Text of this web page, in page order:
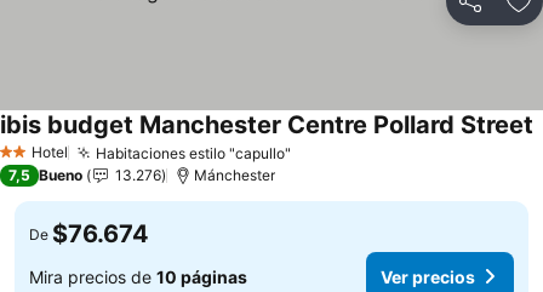
Compartir
2 Estrellas
Hotel Habitaciones estilo "capullo"
ibis budget Manchester Centre Pollard Street
7,5 Bueno 13.276 Mánchester
De $76.674
Mira precios de 10 páginas Ver precios